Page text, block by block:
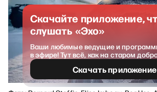
Скачайте приложение,
слушать «Эхо»
Ваши любимые ведущие и
в эфире! Тут всё, как на старом
Скачать приложение